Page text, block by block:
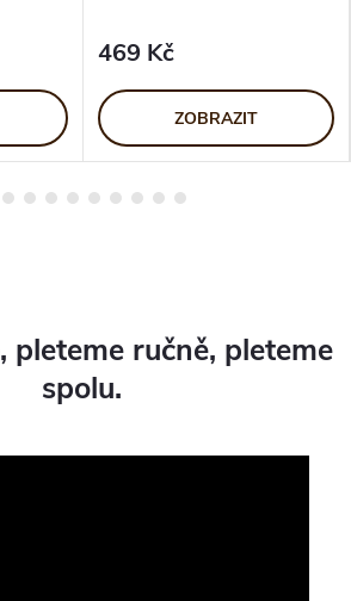
469 Kč
ZOBRAZIT
pleteme ručně, pleteme
spolu.